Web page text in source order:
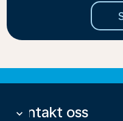
Kontakt oss
keyboard_arrow_down